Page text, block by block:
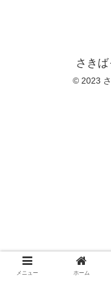
さき
© 2023
メニュー ホーム